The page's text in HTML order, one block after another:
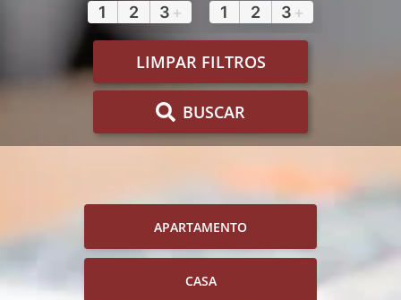
1 2 3 + 1 2 3 +
LIMPAR FILTROS
BUSCAR
APARTAMENTO
CASA